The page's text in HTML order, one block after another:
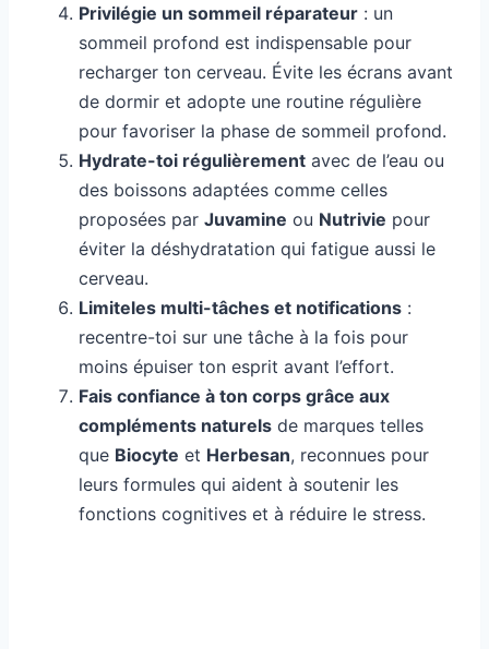
Privilégie un sommeil réparateur : un
sommeil profond est indispensable pour
recharger ton cerveau. Évite les écrans avant
de dormir et adopte une routine régulière
pour favoriser la phase de sommeil profond.
Hydrate-toi régulièrement avec de l’eau ou
des boissons adaptées comme celles
proposées par Juvamine ou Nutrivie pour
éviter la déshydratation qui fatigue aussi le
cerveau.
Limiteles multi-tâches et notifications :
recentre-toi sur une tâche à la fois pour
moins épuiser ton esprit avant l’effort.
Fais confiance à ton corps grâce aux
compléments naturels de marques telles
que Biocyte et Herbesan, reconnues pour
leurs formules qui aident à soutenir les
fonctions cognitives et à réduire le stress.